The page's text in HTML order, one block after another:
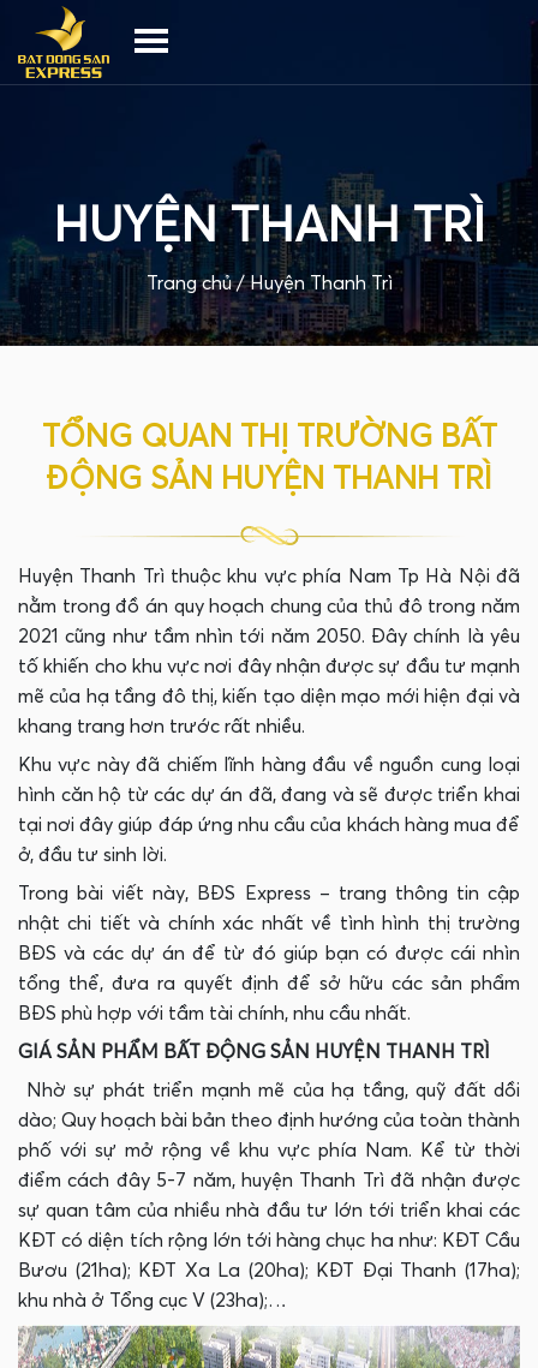
HUYỆN THANH TRÌ
Trang chủ / Huyện Thanh Trì
TỔNG QUAN THỊ TRƯỜNG BẤT
ĐỘNG SẢN HUYỆN THANH TRÌ
Huyện Thanh Trì thuộc khu vực phía Nam Tp Hà Nội đã
nằm trong đồ án quy hoạch chung của thủ đô trong năm
2021 cũng như tầm nhìn tới năm 2050. Đây chính là yêu
tố khiến cho khu vực nơi đây nhận được sự đầu tư mạnh
mẽ của hạ tầng đô thị, kiến tạo diện mạo mới hiện đại và
khang trang hơn trước rất nhiều.
Khu vực này đã chiếm lĩnh hàng đầu về nguồn cung loại
hình căn hộ từ các dự án đã, đang và sẽ được triển khai
tại nơi đây giúp đáp ứng nhu cầu của khách hàng mua để
ở, đầu tư sinh lời.
Trong bài viết này, BĐS Express – trang thông tin cập
nhật chi tiết và chính xác nhất về tình hình thị trường
BĐS và các dự án để từ đó giúp bạn có được cái nhìn
tổng thể, đưa ra quyết định để sở hữu các sản phẩm
BĐS phù hợp với tầm tài chính, nhu cầu nhất.
GIÁ SẢN PHẨM BẤT ĐỘNG SẢN HUYỆN THANH TRÌ
Nhờ sự phát triển mạnh mẽ của hạ tầng, quỹ đất dồi
dào; Quy hoạch bài bản theo định hướng của toàn thành
phố với sự mở rộng về khu vực phía Nam. Kể từ thời
điểm cách đây 5-7 năm, huyện Thanh Trì đã nhận được
sự quan tâm của nhiều nhà đầu tư lớn tới triển khai các
KĐT có diện tích rộng lớn tới hàng chục ha như: KĐT Cầu
Bươu (21ha); KĐT Xa La (20ha); KĐT Đại Thanh (17ha);
khu nhà ở Tổng cục V (23ha);…